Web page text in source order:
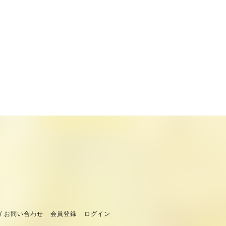
お問い合わせ 会員登録 ログイン